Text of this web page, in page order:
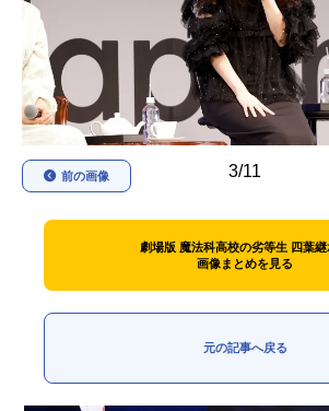
今期アニメ曜日別一覧
春アニメ 夏アニ
秋アニメ 冬アニ
男性声優/女性声優一覧
FOLLOW US
3/11
前の画像
劇場版 魔法科高校の劣等生 四葉継
画像まとめを見る
元の記事へ戻る